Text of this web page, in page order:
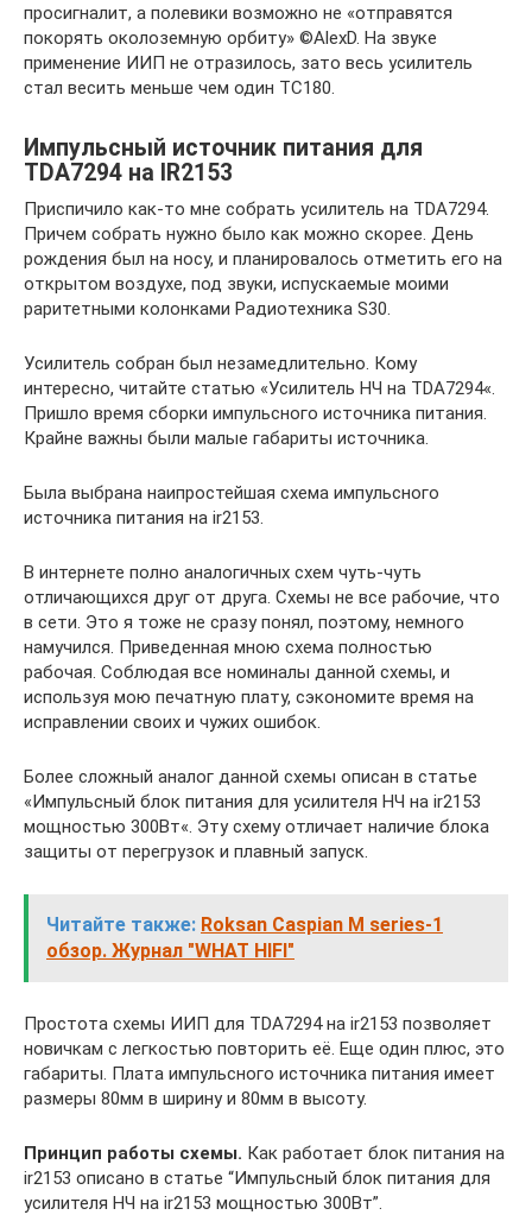
просигналит, а полевики возможно не «отправятся
покорять околоземную орбиту» ©AlexD. На звуке
применение ИИП не отразилось, зато весь усилитель
стал весить меньше чем один ТС180.
Импульсный источник питания для
TDA7294 на IR2153
Приспичило как-то мне собрать усилитель на TDA7294.
Причем собрать нужно было как можно скорее. День
рождения был на носу, и планировалось отметить его на
открытом воздухе, под звуки, испускаемые моими
раритетными колонками Радиотехника S30.
Усилитель собран был незамедлительно. Кому
интересно, читайте статью «Усилитель НЧ на TDA7294«.
Пришло время сборки импульсного источника питания.
Крайне важны были малые габариты источника.
Была выбрана наипростейшая схема импульсного
источника питания на ir2153.
В интернете полно аналогичных схем чуть-чуть
отличающихся друг от друга. Схемы не все рабочие, что
в сети. Это я тоже не сразу понял, поэтому, немного
намучился. Приведенная мною схема полностью
рабочая. Соблюдая все номиналы данной схемы, и
используя мою печатную плату, сэкономите время на
исправлении своих и чужих ошибок.
Более сложный аналог данной схемы описан в статье
«Импульсный блок питания для усилителя НЧ на ir2153
мощностью 300Вт«. Эту схему отличает наличие блока
защиты от перегрузок и плавный запуск.
Читайте также: Roksan Caspian M series-1
обзор. Журнал "WHAT HIFI"
Простота схемы ИИП для TDA7294 на ir2153 позволяет
новичкам с легкостью повторить её. Еще один плюс, это
габариты. Плата импульсного источника питания имеет
размеры 80мм в ширину и 80мм в высоту.
Принцип работы схемы. Как работает блок питания на
ir2153 описано в статье “Импульсный блок питания для
усилителя НЧ на ir2153 мощностью 300Вт”.